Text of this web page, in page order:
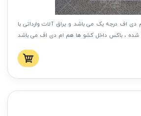
اف درجه یک می باشد و یراق آلات وارداتی با
شده ، باکس داخل کشو ها هم ام دی اف می باشد